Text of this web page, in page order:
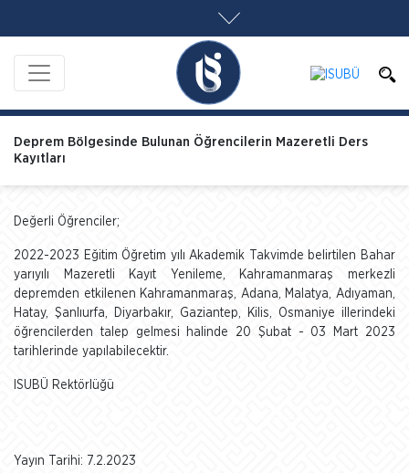
Deprem Bölgesinde Bulunan Öğrencilerin Mazeretli Ders
Kayıtları
Değerli Öğrenciler;
2022-2023 Eğitim Öğretim yılı Akademik Takvimde belirtilen Bahar
yarıyılı Mazeretli Kayıt Yenileme, Kahramanmaraş merkezli
depremden etkilenen Kahramanmaraş, Adana, Malatya, Adıyaman,
Hatay, Şanlıurfa, Diyarbakır, Gaziantep, Kilis, Osmaniye illerindeki
öğrencilerden talep gelmesi halinde 20 Şubat - 03 Mart 2023
tarihlerinde yapılabilecektir.
ISUBÜ Rektörlüğü
Yayın Tarihi: 7.2.2023